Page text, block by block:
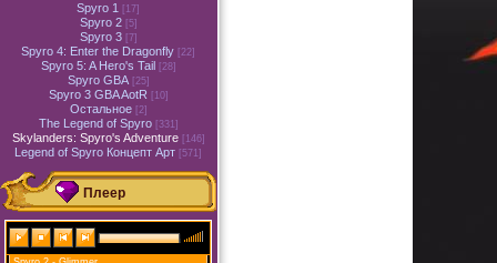
Spyro 1 [17]
Spyro 2 [5]
Spyro 3 [7]
Spyro 4: Enter the Dragonfly [22]
Spyro 5: A Hero's Tail [28]
Spyro GBA [25]
Spyro 3 GBA AotR [10]
Остальное [2]
The Legend of Spyro [331]
Skylanders: Spyro's Adventure [146]
Legend of Spyro Концепт Арт [571]
Плеер